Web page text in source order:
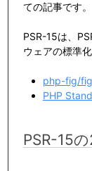
ての記事です。
PSR-15は、
ウェアの標準
php-fig/
PHP
PSR-15